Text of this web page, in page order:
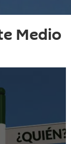
Medio